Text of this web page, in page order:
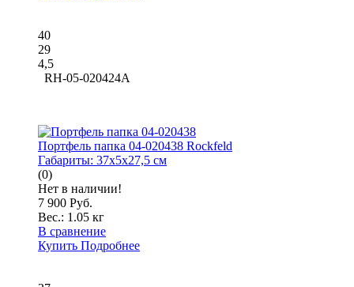
40
29
4,5
RH-05-020424A
Портфель папка 04-020438 Rockfeld
Габариты: 37x5x27,5 см
(0)
Нет в наличии!
7 900 Руб.
Вес.: 1.05 кг
В сравнение
Купить Подробнее